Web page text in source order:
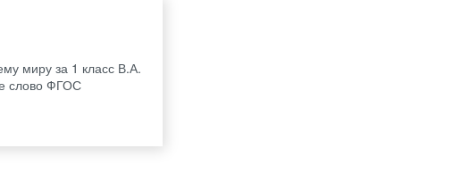
миру за 1 класс В.А.
слово ФГОС